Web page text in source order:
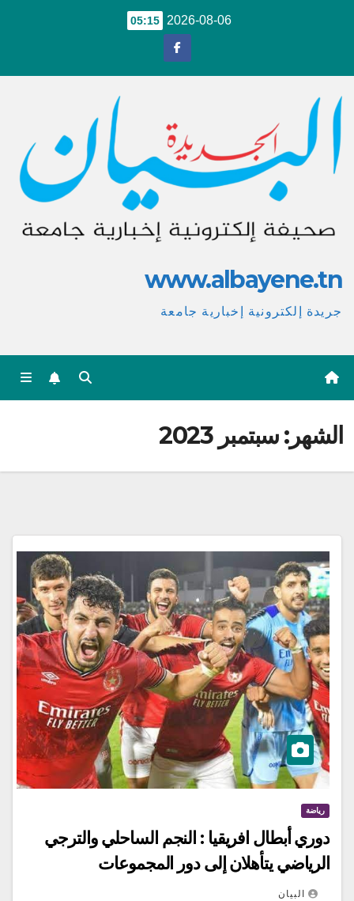
2026-08-06
05:15
www.albayene.tn
جريدة إلكترونية إخبارية جامعة
الشهر:سبتمبر 2023
رياضة
دوري أبطال افريقيا : النجم الساحلي والترجي
الرياضي يتأهلان إلى دور المجموعات
البيان